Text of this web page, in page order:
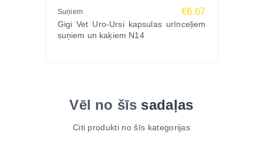
visos vecuma posmos.
Cik ilgi jālieto profilaksei?
Ieteicams 30 dienu kurss 2–3 reizes gadā, īpaši
Pasūti tagad!
Hepavetin N30 – dabisks risinājums aknu šūnu
Suņiem €6.67
Gigi Vet Uro-Ursi kapsulas urīnceļiem
suņiem un kaķiem N14
Vēl no šīs sadaļas
Citi produkti no šīs kategorijas